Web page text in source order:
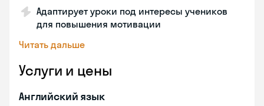
Адаптирует уроки под интересы учеников
для повышения мотивации
Читать дальше
Услуги и цены
Английский язык